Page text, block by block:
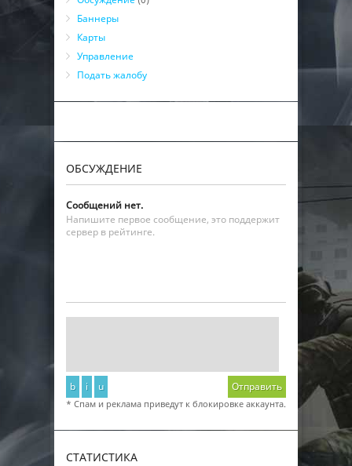
Баннеры
Карты
Управление
Подать жалобу
ОБСУЖДЕНИЕ
Сообщений нет.
Напишите первое сообщение, это поддержит
сервер в рейтинге.
b i u Отправить
* Спам и реклама приведут к блокировке аккаунта.
СТАТИСТИКА